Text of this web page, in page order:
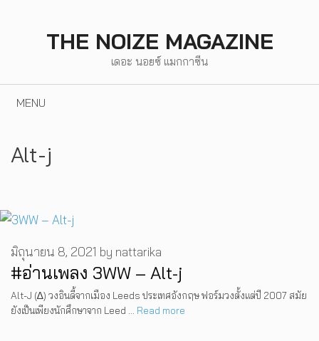
THE NOIZE MAGAZINE
เดอะ นอยซ์ แมกกาซีน
MENU
Alt-j
#อ่านเพลง 3WW – Alt-j
มิถุนายน 8, 2021 by nattarika
Alt-J (∆) วงอินดี้จากเมือง Leeds ประเทศอังกฤษ ฟอร์มวงตั้งแต่ปี 2007 สมัย
ยังเป็นเพียงนักศึกษาจาก Leed … Read more